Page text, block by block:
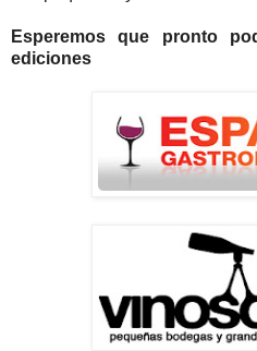
Esperemos que pronto
ediciones